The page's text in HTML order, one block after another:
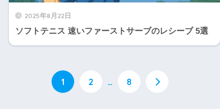
2025年8月22日
ソフトテニス 速いファーストサーブのレシーブ 5選
1 2 … 8